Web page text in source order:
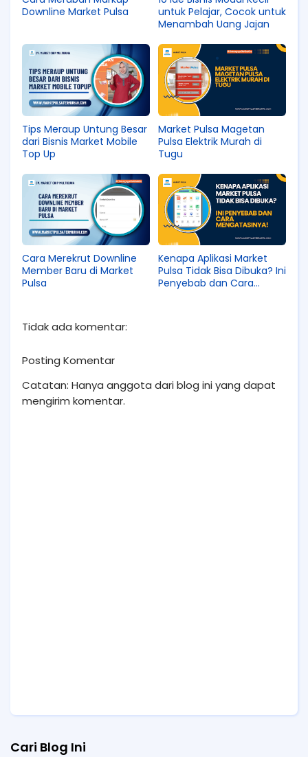
Downline Market Pulsa
untuk Pelajar, Cocok untuk
Menambah Uang Jajan
Tips Meraup Untung Besar
dari Bisnis Market Mobile
Top Up
Market Pulsa Magetan
Pulsa Elektrik Murah di
Tugu
Cara Merekrut Downline
Member Baru di Market
Pulsa
Kenapa Aplikasi Market
Pulsa Tidak Bisa Dibuka? Ini
Penyebab dan Cara
Tidak ada komentar:
Posting Komentar
Catatan: Hanya anggota dari blog ini yang dapat
mengirim komentar.
Cari Blog Ini